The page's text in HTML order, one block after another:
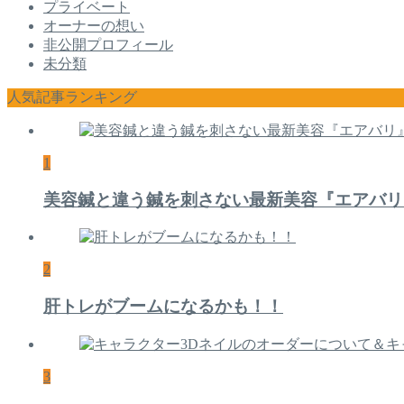
プライベート
オーナーの想い
非公開プロフィール
未分類
人気記事ランキング
1
美容鍼と違う鍼を刺さない最新美容『エアバ
2
肝トレがブームになるかも！！
3